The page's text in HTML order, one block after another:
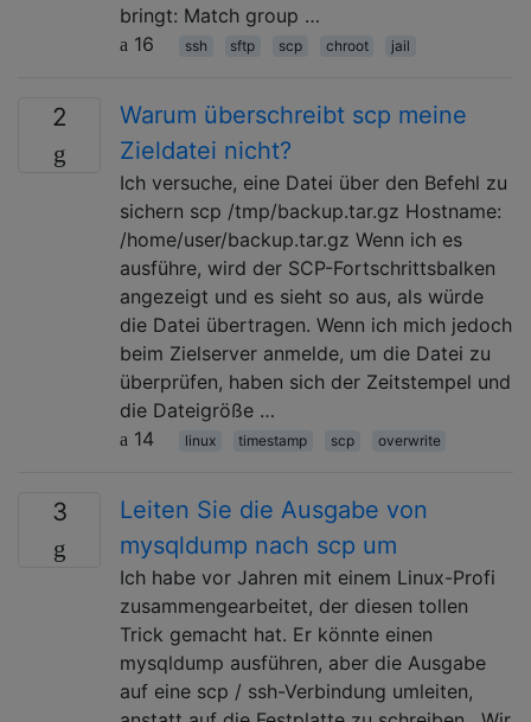
bringt: Match group …
16
ssh sftp scp chroot jail
2
Warum überschreibt scp meine
Zieldatei nicht?
Ich versuche, eine Datei über den Befehl zu
sichern scp /tmp/backup.tar.gz Hostname:
/home/user/backup.tar.gz Wenn ich es
ausführe, wird der SCP-Fortschrittsbalken
angezeigt und es sieht so aus, als würde
die Datei übertragen. Wenn ich mich jedoch
beim Zielserver anmelde, um die Datei zu
überprüfen, haben sich der Zeitstempel und
die Dateigröße …
14
linux timestamp scp overwrite
3
Leiten Sie die Ausgabe von
mysqldump nach scp um
Ich habe vor Jahren mit einem Linux-Profi
zusammengearbeitet, der diesen tollen
Trick gemacht hat. Er könnte einen
mysqldump ausführen, aber die Ausgabe
auf eine scp / ssh-Verbindung umleiten,